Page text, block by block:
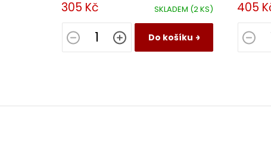
SKLADEM (2 KS)
305 Kč
Do košíku
kombinacím.
405
Z